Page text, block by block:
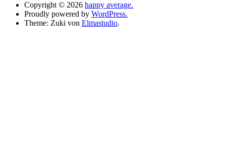
Copyright © 2026 happy average.
Proudly powered by WordPress.
Theme: Zuki von Elmastudio.